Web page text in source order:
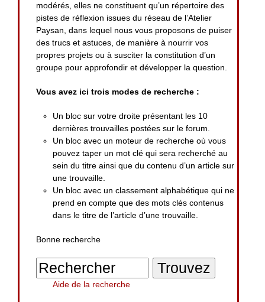
modérés, elles ne constituent qu’un répertoire des
pistes de réflexion issues du réseau de l’Atelier
Paysan, dans lequel nous vous proposons de puiser
des trucs et astuces, de manière à nourrir vos
propres projets ou à susciter la constitution d’un
groupe pour approfondir et développer la question.
Vous avez ici trois modes de recherche :
Un bloc sur votre droite présentant les 10
dernières trouvailles postées sur le forum.
Un bloc avec un moteur de recherche où vous
pouvez taper un mot clé qui sera recherché au
sein du titre ainsi que du contenu d’un article sur
une trouvaille.
Un bloc avec un classement alphabétique qui ne
prend en compte que des mots clés contenus
dans le titre de l’article d’une trouvaille.
Bonne recherche
Aide de la recherche